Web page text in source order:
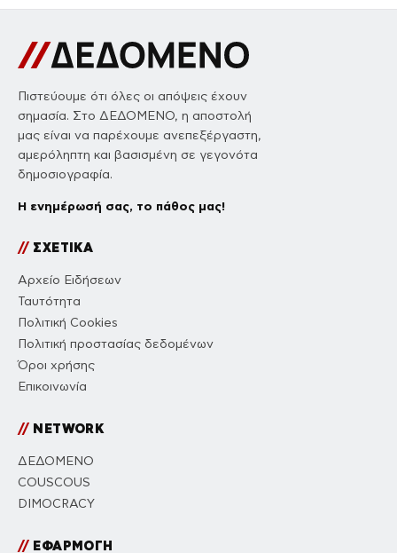
Πιστεύουμε ότι όλες οι απόψεις έχουν
σημασία. Στο ΔΕΔΟΜΕΝΟ, η αποστολή
μας είναι να παρέχουμε ανεπεξέργαστη,
αμερόληπτη και βασισμένη σε γεγονότα
δημοσιογραφία.
Η ενημέρωσή σας, το πάθος μας!
//ΣΧΕΤΙΚΑ
Αρχείο Ειδήσεων
Ταυτότητα
Πολιτική Cookies
Πολιτική προστασίας δεδομένων
Όροι χρήσης
Επικοινωνία
//NETWORK
ΔΕΔΟΜΕΝΟ
COUSCOUS
DIMOCRACY
//ΕΦΑΡΜΟΓΗ